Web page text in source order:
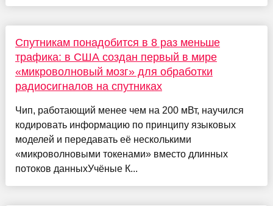
Спутникам понадобится в 8 раз меньше
трафика: в США создан первый в мире
«микроволновый мозг» для обработки
радиосигналов на спутниках
Чип, работающий менее чем на 200 мВт, научился
кодировать информацию по принципу языковых
моделей и передавать её несколькими
«микроволновыми токенами» вместо длинных
потоков данныхУчёные К...